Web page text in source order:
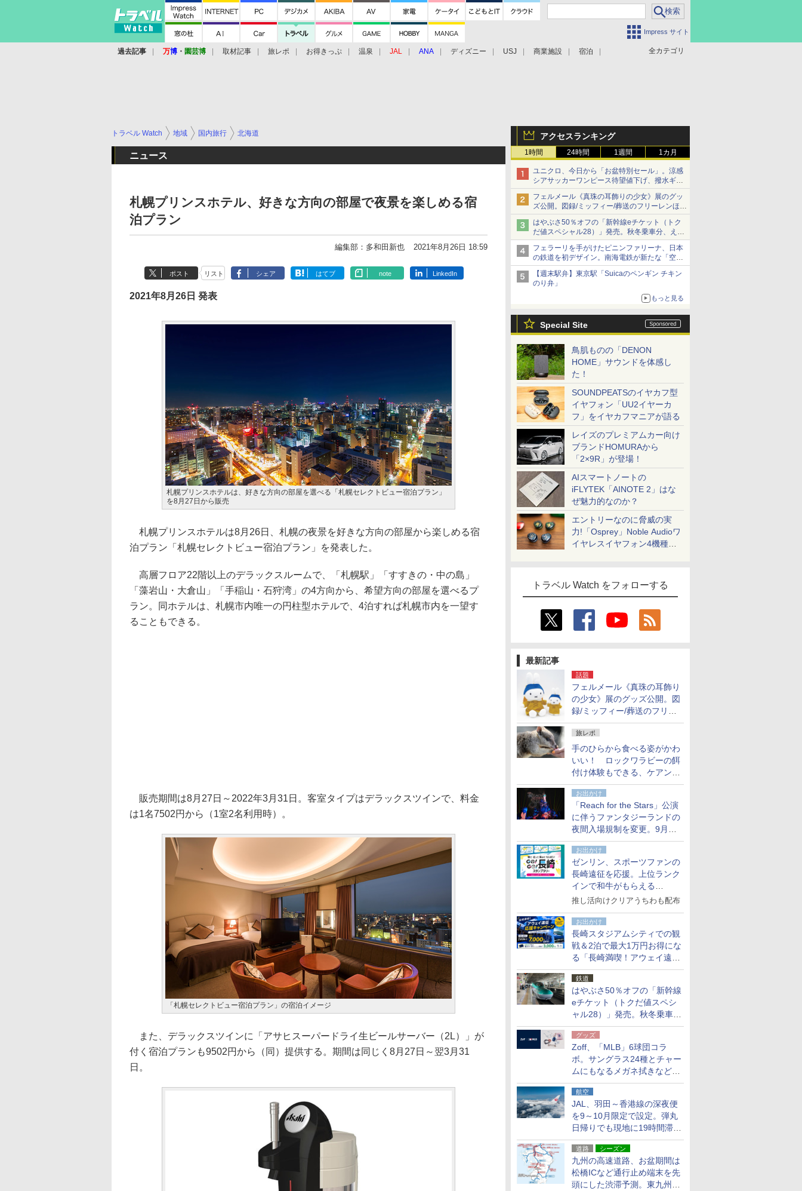
Impress サイト
全カテゴリ
過去記事 万博 ・ 園芸博 取材記事 旅レポ お得きっぷ 温泉 JAL ANA ディズニー USJ 商業施設 宿泊
アクセスランキング
1時間 24時間 1週間 1カ月
ユニクロ、今日から「お盆特別セール」。涼感
シアサッカーワンピース待望値下げ、撥水ギア
ショーツは1990円に
フェルメール《真珠の耳飾りの少女》展のグッ
ズ公開。図録/ミッフィー/葬送のフリーレンほ
か、注目ブランドコラボが実現
はやぶさ50％オフの「新幹線eチケット（トク
だ値スペシャル28）」発売。秋冬乗車分、えき
ねっと限定
フェラーリを手がけたピニンファリーナ、日本
の鉄道を初デザイン。南海電鉄が新たな「空港
特急」をなにわ筋線へ導入
【週末駅弁】東京駅「Suicaのペンギン チキン
のり弁」
もっと見る
Special Site
鳥肌ものの「DENON
HOME」サウンドを体感し
た！
SOUNDPEATSのイヤカフ型
イヤフォン「UU2イヤーカ
フ」をイヤカフマニアが語る
レイズのプレミアムカー向け
ブランドHOMURAから
「2×9R」が登場！
AIスマートノートの
iFLYTEK「AINOTE 2」はな
ぜ魅力的なのか？
エントリーなのに脅威の実
力!「Osprey」Noble Audioワ
イヤレスイヤフォン4機種を
トラベル Watch をフォローする
最新記事
話題
フェルメール《真珠の耳飾り
の少女》展のグッズ公開。図
録/ミッフィー/葬送のフリー
レンほか、注目ブランドコラ
ボが実現
旅レポ
手のひらから食べる姿がかわ
いい！ ロックワラビーの餌
付け体験もできる、ケアンズ
でアサートン高原の日本語ガ
イド付きツアーに参加してみ
た
お出かけ
「Reach for the Stars」公演
に伴うファンタジーランドの
夜間入場規制を変更。9月か
ら18時50分～20時ごろに
お出かけ
ゼンリン、スポーツファンの
長崎遠征を応援。上位ランク
インで和牛がもらえる
「GO！GO！長崎スタンプラ
推し活向けクリアうちわも配布
お出かけ
長崎スタジアムシティでの観
戦＆2泊で最大1万円お得にな
る「長崎満喫！アウェイ遠征
応援キャンペーン」
鉄道
はやぶさ50％オフの「新幹線
eチケット（トクだ値スペシ
ャル28）」発売。秋冬乗車
分、えきねっと限定
グッズ
Zoff、「MLB」6球団コラ
ボ。サングラス24種とチャー
ムにもなるメガネ拭きなど雑
貨24種
航空
JAL、羽田～香港線の深夜便
を9～10月限定で設定。弾丸
日帰りでも現地に19時間滞在
できる
道路 シーズン
九州の高速道路、お盆期間は
松橋ICなど通行止め端末を先
頭にした渋滞予測。東九州道
トラベル Watch 地域 国内旅行 北海道
ニュース
札幌プリンスホテル、好きな方向の部屋で夜景を楽しめる宿
泊プラン
編集部：多和田新也 2021年8月26日 18:59
ポスト リスト シェア はてブ note LinkedIn
2021年8月26日 発表
札幌プリンスホテルは、好きな方向の部屋を選べる「札幌セレクトビュー宿泊プラン」
を8月27日から販売
札幌プリンスホテルは8月26日、札幌の夜景を好きな方向の部屋から楽しめる宿
泊プラン「札幌セレクトビュー宿泊プラン」を発表した。
高層フロア22階以上のデラックスルームで、「札幌駅」「すすきの・中の島」
「藻岩山・大倉山」「手稲山・石狩湾」の4方向から、希望方向の部屋を選べるプ
ラン。同ホテルは、札幌市内唯一の円柱型ホテルで、4泊すれば札幌市内を一望す
ることもできる。
販売期間は8月27日～2022年3月31日。客室タイプはデラックスツインで、料金
は1名7502円から（1室2名利用時）。
「札幌セレクトビュー宿泊プラン」の宿泊イメージ
また、デラックスツインに「アサヒスーパードライ生ビールサーバー（2L）」が
付く宿泊プランも9502円から（同）提供する。期間は同じく8月27日～翌3月31
日。